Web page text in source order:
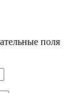
поля